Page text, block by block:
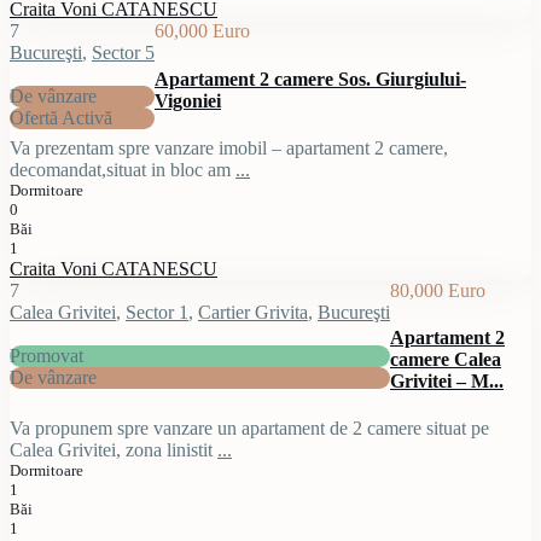
Craita Voni CATANESCU
7
Bucureşti, Sector 5
De vânzare
Ofertă Activă
60,000 Euro
Apartament 2 camere Sos. Giurgiului-
Vigoniei
Va prezentam spre vanzare imobil – apartament 2 camere,
decomandat,situat in bloc am ...
Dormitoare
0
Băi
1
Craita Voni CATANESCU
7
Calea Grivitei, Sector 1 , Cartier Grivita, Bucureşti
Promovat
De vânzare
80,000 Euro
Apartament 2
camere Calea
Grivitei – M...
Va propunem spre vanzare un apartament de 2 camere situat pe
Calea Grivitei, zona linistit ...
Dormitoare
1
Băi
1